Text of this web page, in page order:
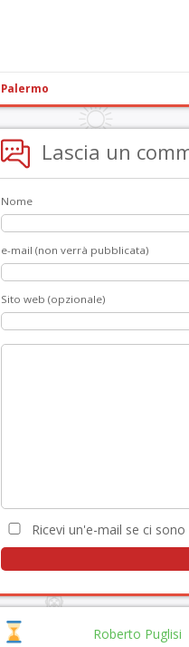
Palermo
Lascia un
Nome
e-mail (non verrà pubblicata)
Sito web (opzionale)
Ricevi un'e-mail se ci
Roberto Puglisi